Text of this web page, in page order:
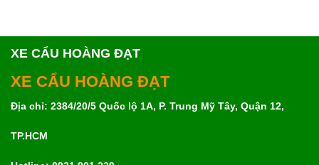
XE CẨU HOÀNG ĐẠT
XE CẨU HOÀNG ĐẠT
Địa chỉ: 2384/20/5 Quốc lộ 1A, P. Trung Mỹ Tây, Quận 12,
TP.HCM